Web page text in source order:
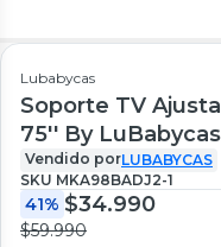
Lubabycas
Soporte TV
75'' By LuBabycas
Vendido porLUBABYCAS
SKU MKA98BADJ2-1
41% $34.990
$59.990